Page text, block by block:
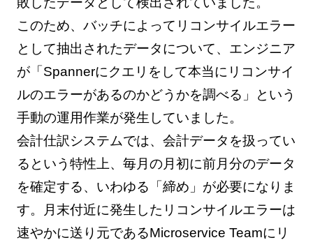
このため、バッチによってリコンサイルエラー
として抽出されたデータについて、エンジニア
が「Spannerにクエリをして本当にリコンサイ
ルのエラーがあるのかどうかを調べる」という
手動の運用作業が発生していました。
会計仕訳システムでは、会計データを扱ってい
るという特性上、毎月の月初に前月分のデータ
を確定する、いわゆる「締め」が必要になりま
す。月末付近に発生したリコンサイルエラーは
速やかに送り元であるMicroservice Teamにリ